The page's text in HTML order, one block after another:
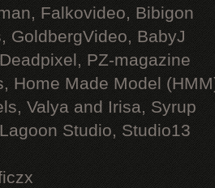
Falkovideo, Bibigon
GoldbergVideo, BabyJ
PZ-magazine
Home Made Model
Valya and Irisa, Syrup
Studio, Studio13